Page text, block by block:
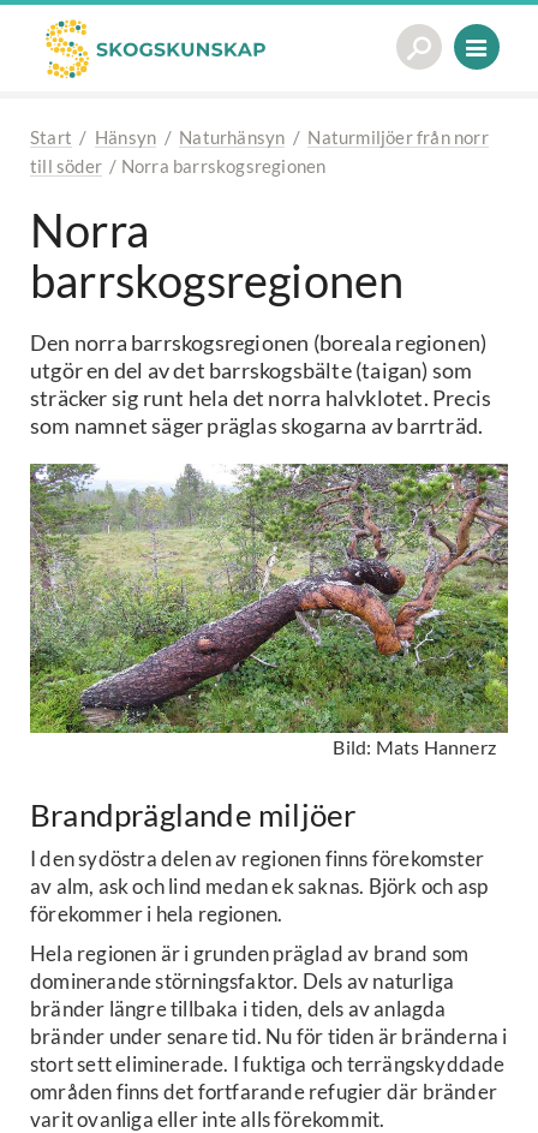
Start / Hänsyn / Naturhänsyn / Naturmiljöer från norr
till söder / Norra barrskogsregionen
Norra
barrskogsregionen
Den norra barrskogsregionen (boreala regionen)
utgör en del av det barrskogsbälte (taigan) som
sträcker sig runt hela det norra halvklotet. Precis
som namnet säger präglas skogarna av barrträd.
Bild: Mats Hannerz
Brandpräglande miljöer
I den sydöstra delen av regionen finns förekomster
av alm, ask och lind medan ek saknas. Björk och asp
förekommer i hela regionen.
Hela regionen är i grunden präglad av brand som
dominerande störningsfaktor. Dels av naturliga
bränder längre tillbaka i tiden, dels av anlagda
bränder under senare tid. Nu för tiden är bränderna i
stort sett eliminerade. I fuktiga och terrängskyddade
områden finns det fortfarande refugier där bränder
varit ovanliga eller inte alls förekommit.